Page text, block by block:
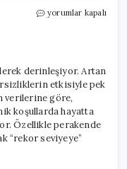
Almanya’da
12
Şirketten
Biri
Tehlikede
yorumlar kapalı
derinleşiyor. Artan
etkisiyle pek
verilerine göre,
koşullarda hayatta
Özellikle perakende
“rekor seviyeye”